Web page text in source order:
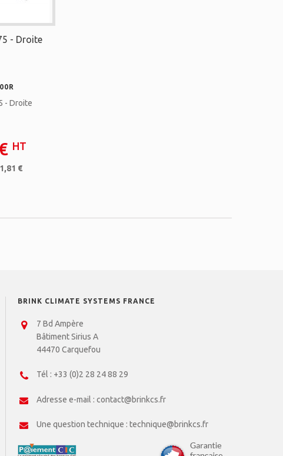
- Droite
- Droite
HT
€
BRINK CLIMATE SYSTEMS FRANCE
7 Bd Ampère
Bâtiment Sirius A
44470 Carquefou
Tél : +33 (0)2 28 24 88 29
Adresse e-mail :contact@brinkcs.fr
Une question technique :technique@brinkcs.fr